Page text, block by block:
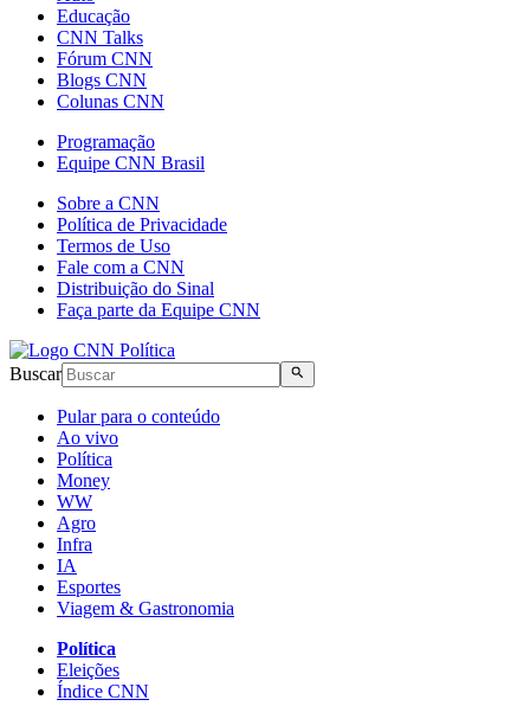
Educação
CNN Talks
Fórum CNN
Blogs CNN
Colunas CNN
Programação
Equipe CNN Brasil
Sobre a CNN
Política de Privacidade
Termos de Uso
Fale com a CNN
Distribuição do Sinal
Faça parte da Equipe CNN
Buscar
Pular para o conteúdo
Ao vivo
Política
Money
WW
Agro
Infra
IA
Esportes
Viagem & Gastronomia
Política
Eleições
Índice CNN